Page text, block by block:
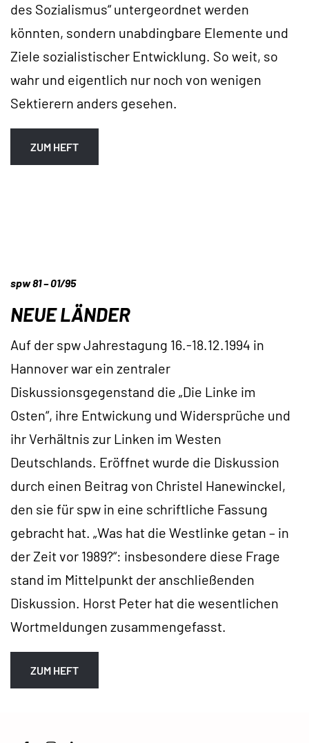
des Sozialismus“ untergeordnet werden
könnten, sondern unabdingbare Elemente und
Ziele sozialistischer Entwicklung. So weit, so
wahr und eigentlich nur noch von wenigen
Sektierern anders gesehen.
ZUM HEFT
spw 81 – 01/95
NEUE LÄNDER
Auf der spw Jahrestagung 16.-18.12.1994 in
Hannover war ein zentraler
Diskussionsgegenstand die „Die Linke im
Osten“, ihre Entwickung und Widersprüche und
ihr Verhältnis zur Linken im Westen
Deutschlands. Eröffnet wurde die Diskussion
durch einen Beitrag von Christel Hanewinckel,
den sie für spw in eine schriftliche Fassung
gebracht hat. „Was hat die Westlinke getan – in
der Zeit vor 1989?“: insbesondere diese Frage
stand im Mittelpunkt der anschließenden
Diskussion. Horst Peter hat die wesentlichen
Wortmeldungen zusammengefasst.
ZUM HEFT